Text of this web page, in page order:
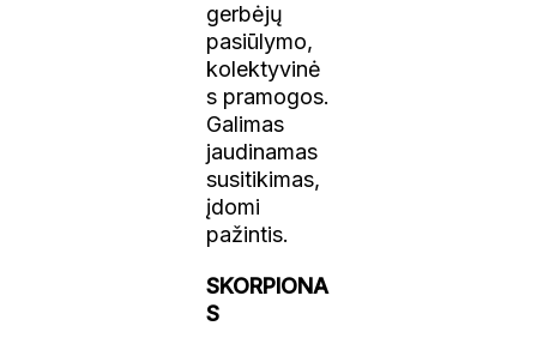
gerbėjų
pasiūlymo,
kolektyvinė
s pramogos.
Galimas
jaudinamas
susitikimas,
įdomi
pažintis.
SKORPIONA
S